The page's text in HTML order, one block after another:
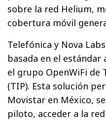
sobre la red Helium,
cobertura móvil
Telefónica y Nova
basada en el
el grupo OpenWiFi de
(TIP). Esta solución
Movistar en México,
piloto, acceder a la